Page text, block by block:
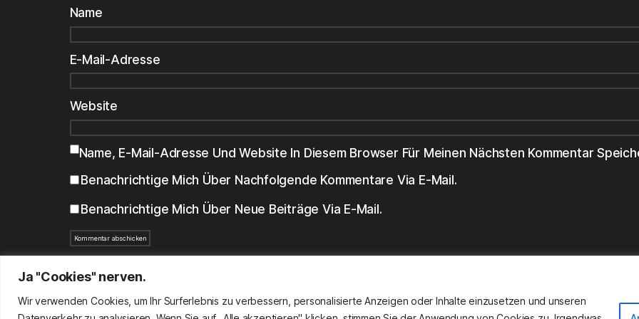
Ja "Cookies" nerven.
Wir verwenden Cookies, um Ihr Surferlebnis zu verbessern, personalisierte Anzeigen oder Inhalte einzusetzen und unseren
Name
E-Mail-Adresse
Website
Name, E-Mail-Adresse Und Website In Diesem Browser Für Meinen Nächsten Kommentar
Benachrichtige Mich Über Nachfolgende Kommentare Via E-Mail.
Benachrichtige Mich Über Neue Beiträge Via E-Mail.